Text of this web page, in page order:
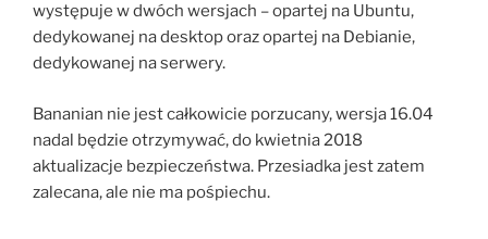
występuje w dwóch wersjach – opartej na Ubuntu,
dedykowanej na desktop oraz opartej na Debianie,
dedykowanej na serwery.
Bananian nie jest całkowicie porzucany, wersja 16.04
nadal będzie otrzymywać, do kwietnia 2018
aktualizacje bezpieczeństwa. Przesiadka jest zatem
zalecana, ale nie ma pośpiechu.